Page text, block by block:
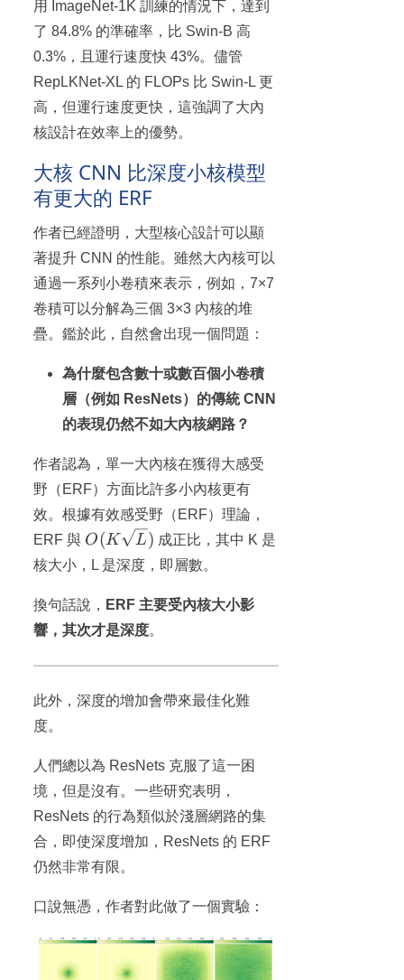
用 ImageNet-1K 訓練的情況下，達到
了 84.8% 的準確率，比 Swin-B 高
0.3%，且運行速度快 43%。儘管
RepLKNet-XL 的 FLOPs 比 Swin-L 更
高，但運行速度更快，這強調了大內
核設計在效率上的優勢。
大核 CNN 比深度小核模型
有更大的 ERF
作者已經證明，大型核心設計可以顯
著提升 CNN 的性能。雖然大內核可以
通過一系列小卷積來表示，例如，7×7
卷積可以分解為三個 3×3 內核的堆
疊。鑑於此，自然會出現一個問題：
為什麼包含數十或數百個小卷積
層（例如 ResNets）的傳統 CNN
的表現仍然不如大內核網路？
作者認為，單一大內核在獲得大感受
野（ERF）方面比許多小內核更有
效。根據有效感受野（ERF）理論，
ERF 與 O(K\sqrt{L})
O(K L) 成正比，其中 K 是
核大小，L 是深度，即層數。
換句話說， ERF 主要受內核大小影
響，其次才是深度。
此外，深度的增加會帶來最佳化難
度。
人們總以為 ResNets 克服了這一困
境，但是沒有。一些研究表明，
ResNets 的行為類似於淺層網路的集
合，即使深度增加，ResNets 的 ERF
仍然非常有限。
口說無憑，作者對此做了一個實驗：